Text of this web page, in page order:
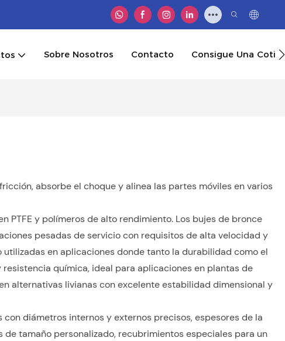
Sobre Nosotros Contacto Consigue Una
absorbe el choque y alinea las partes móviles en varios
PTFE y polímeros de alto rendimiento. Los bujes de bronce
pesadas de servicio con requisitos de alta velocidad y
en aplicaciones donde tanto la durabilidad como el
química, ideal para aplicaciones en plantas de
alternativas livianas con excelente estabilidad dimensional y
diámetros internos y externos precisos, espesores de la
tamaño personalizado, recubrimientos especiales para un